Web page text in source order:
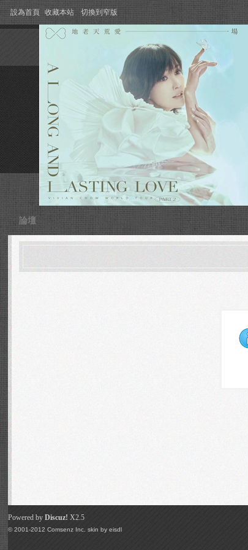
設為首頁 收藏本站 切換到窄版
論壇
Powered byDiscuz! X2.5
© 2001-2012Comsenz Inc. skin byeisdl